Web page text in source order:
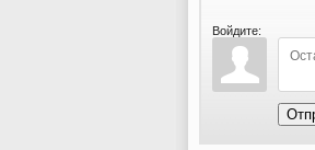
Войдите: